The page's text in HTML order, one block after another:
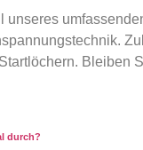
unseres
durch?